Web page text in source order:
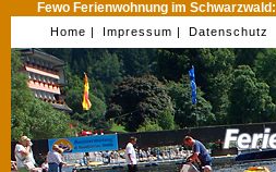
Fewo Ferienwohnung im Schwarzwald:
Home | Impressum | Datenschutz